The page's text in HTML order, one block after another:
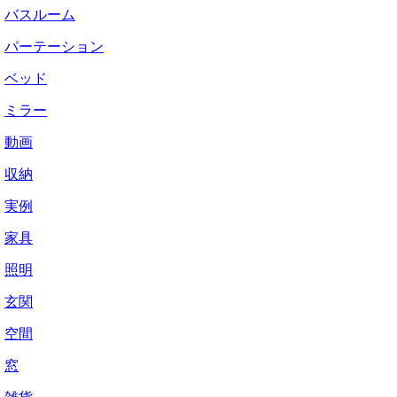
バスルーム
パーテーション
ベッド
ミラー
動画
収納
実例
家具
照明
玄関
空間
窓